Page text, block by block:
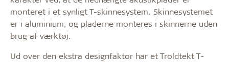
monteret i et synligt T-skinnesystem. Skinnesystemet
er i aluminium, og pladerne monteres i skinnerne uden
brug af værktøj.
Ud over den ekstra designfaktor har et Troldtekt T-